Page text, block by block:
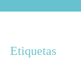
Etiquetas